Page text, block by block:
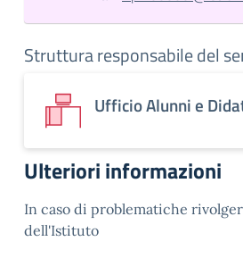
Struttura responsabile del
Ufficio Alunni e
Ulteriori informazioni
In caso di problematiche
dell'Istituto